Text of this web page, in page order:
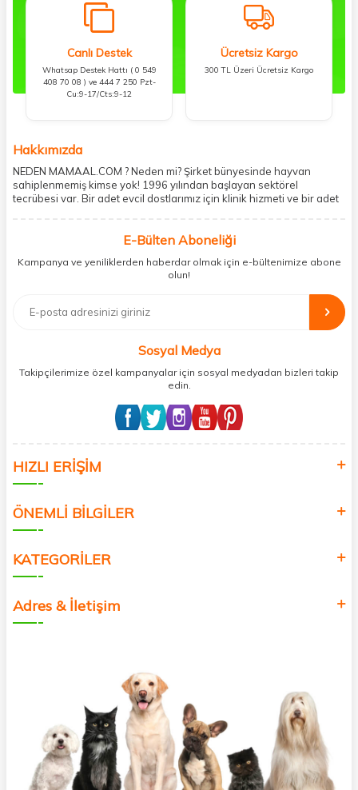
Canlı Destek
Whatsap Destek Hattı ( 0 549
408 70 08 ) ve 444 7 250 Pzt-
Cu:9-17/Cts:9-12
Ücretsiz Kargo
300 TL Üzeri Ücretsiz Kargo
Hakkımızda
NEDEN MAMAAL.COM ? Neden mi? Şirket bünyesinde hayvan
sahiplenmemiş kimse yok! 1996 yılından başlayan sektörel
tecrübesi var. Bir adet evcil dostlarımız için klinik hizmeti ve bir adet
mobil şubesi ile tüketicilerine en hızlı ve güvenilir teslimatı garanti
etmektedir. Havale-EFT ve kredi kartı gibi ödeme seçenekleri ile
müşterilerini ödeme hususunda imkan sağlamıştır. Sosyal
sorumluluğu kesinlikle es geçmeyerek, mamaal.com üzerinden satışı
yapılan her ürün için sokak hayvanlarına aylık ve düzenli olarak
bağış işlemi gerçekleştirmektedir.
E-Bülten Aboneliği
Kampanya ve yeniliklerden haberdar olmak için e-bültenimize abone
olun!
Sosyal Medya
Takipçilerimize özel kampanyalar için sosyal medyadan bizleri takip
edin.
HIZLI ERİŞİM
ÖNEMLİ BİLGİLER
KATEGORİLER
Adres & İletişim